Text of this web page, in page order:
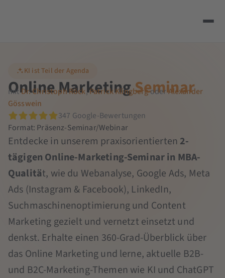
KI ist Teil der Agenda
Online MarketingSeminar
mitDr. Christoph Röck,Patrick KlingbergoderAlexander
Gösswein
347 Google-Bewertungen
Format: Präsenz-Seminar/Webinar
Entdecke in unserem praxisorientierten 2-
tägigen Online-Marketing-Seminar in MBA-
Qualität, wie du Webanalyse, Google Ads, Meta
Ads (Instagram & Facebook), LinkedIn,
Suchmaschinenoptimierung und Content
Marketing gezielt und vernetzt einsetzt und
denkst. Erhalte einen 360-Grad-Überblick über
das Online Marketing und lerne, aktuelle B2B-
und B2C-Marketing-Themen wie KI und ChatGPT